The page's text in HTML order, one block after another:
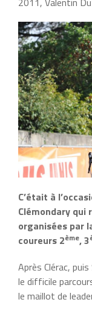
C’était à
Clémondary qui
organisées par
coureurs 2ème, 3
Après Clérac,
le difficile
le maillot de